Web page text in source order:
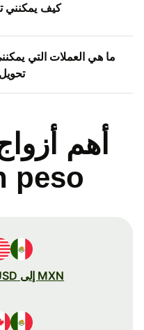
كيف يمكنني
ما هي العملات التي يمكنني
تحويل
أهم
peso
MXN إلى USD